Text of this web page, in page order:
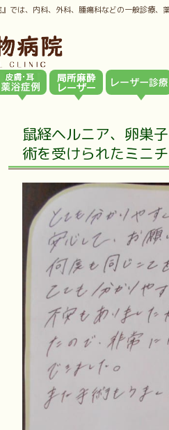
では、内科、外科、腫瘍科などの一般診療
鼠経ヘルニア、卵巣
術を受けられたミニ